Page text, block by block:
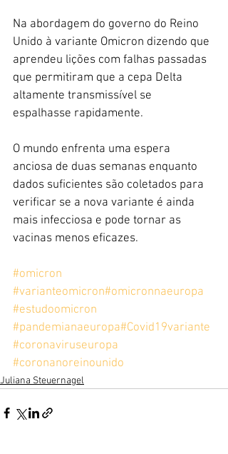
Na abordagem do governo do Reino
Unido à variante Omicron dizendo que
aprendeu lições com falhas passadas
que permitiram que a cepa Delta
altamente transmissível se
espalhasse rapidamente.
O mundo enfrenta uma espera
anciosa de duas semanas enquanto
dados suficientes são coletados para
verificar se a nova variante é ainda
mais infecciosa e pode tornar as
vacinas menos eficazes.
#omicron
#varianteomicron#omicronnaeuropa
#estudoomicron
#pandemianaeuropa#Covid19variante
#coronaviruseuropa
#coronanoreinounido
Juliana Steuernagel